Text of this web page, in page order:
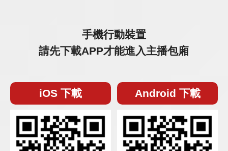
手機行動裝置
請先下載APP才能進入主播包廂
iOS 下載 Android 下載